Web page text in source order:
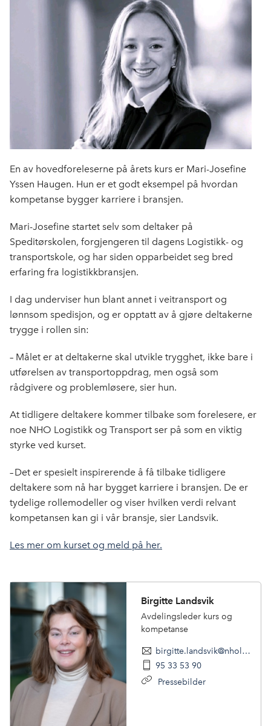
En av hovedforeleserne på årets kurs er Mari-Josefine
Yssen Haugen. Hun er et godt eksempel på hvordan
kompetanse bygger karriere i bransjen.
Mari-Josefine startet selv som deltaker på
Speditørskolen, forgjengeren til dagens Logistikk- og
transportskole, og har siden opparbeidet seg bred
erfaring fra logistikkbransjen.
I dag underviser hun blant annet i veitransport og
lønnsom spedisjon, og er opptatt av å gjøre deltakerne
trygge i rollen sin:
– Målet er at deltakerne skal utvikle trygghet, ikke bare i
utførelsen av transportoppdrag, men også som
rådgivere og problemløsere, sier hun.
At tidligere deltakere kommer tilbake som forelesere, er
noe NHO Logistikk og Transport ser på som en viktig
styrke ved kurset.
– Det er spesielt inspirerende å få tilbake tidligere
deltakere som nå har bygget karriere i bransjen. De er
tydelige rollemodeller og viser hvilken verdi relvant
kompetansen kan gi i vår bransje, sier Landsvik.
Les mer om kurset og meld på her.
Birgitte Landsvik
Avdelingsleder kurs og
kompetanse
birgitte.landsvik@nholt.no
95 33 53 90
Pressebilder